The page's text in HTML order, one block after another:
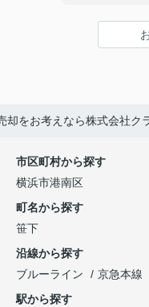
すぐに懐き内
次ももし機会
却をお考えなら株式会社ク
市区町村から探す
横浜市港南区
町名から探す
笹下
沿線から探す
ブルーライン
京急本線
駅から探す